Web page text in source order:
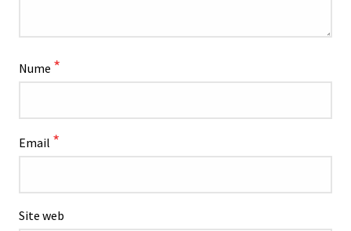
Nume *
Email *
Site web